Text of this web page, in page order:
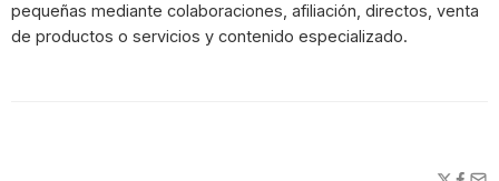
pequeñas mediante colaboraciones, afiliación, directos, venta
de productos o servicios y contenido especializado.